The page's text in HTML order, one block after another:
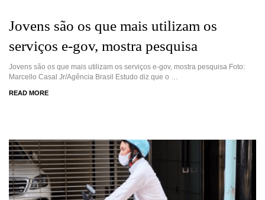
Jovens são os que mais utilizam os
serviços e-gov, mostra pesquisa
Jovens são os que mais utilizam os serviços e-gov, mostra pesquisa Foto:
Marcello Casal Jr/Agência Brasil Estudo diz que o …
READ MORE